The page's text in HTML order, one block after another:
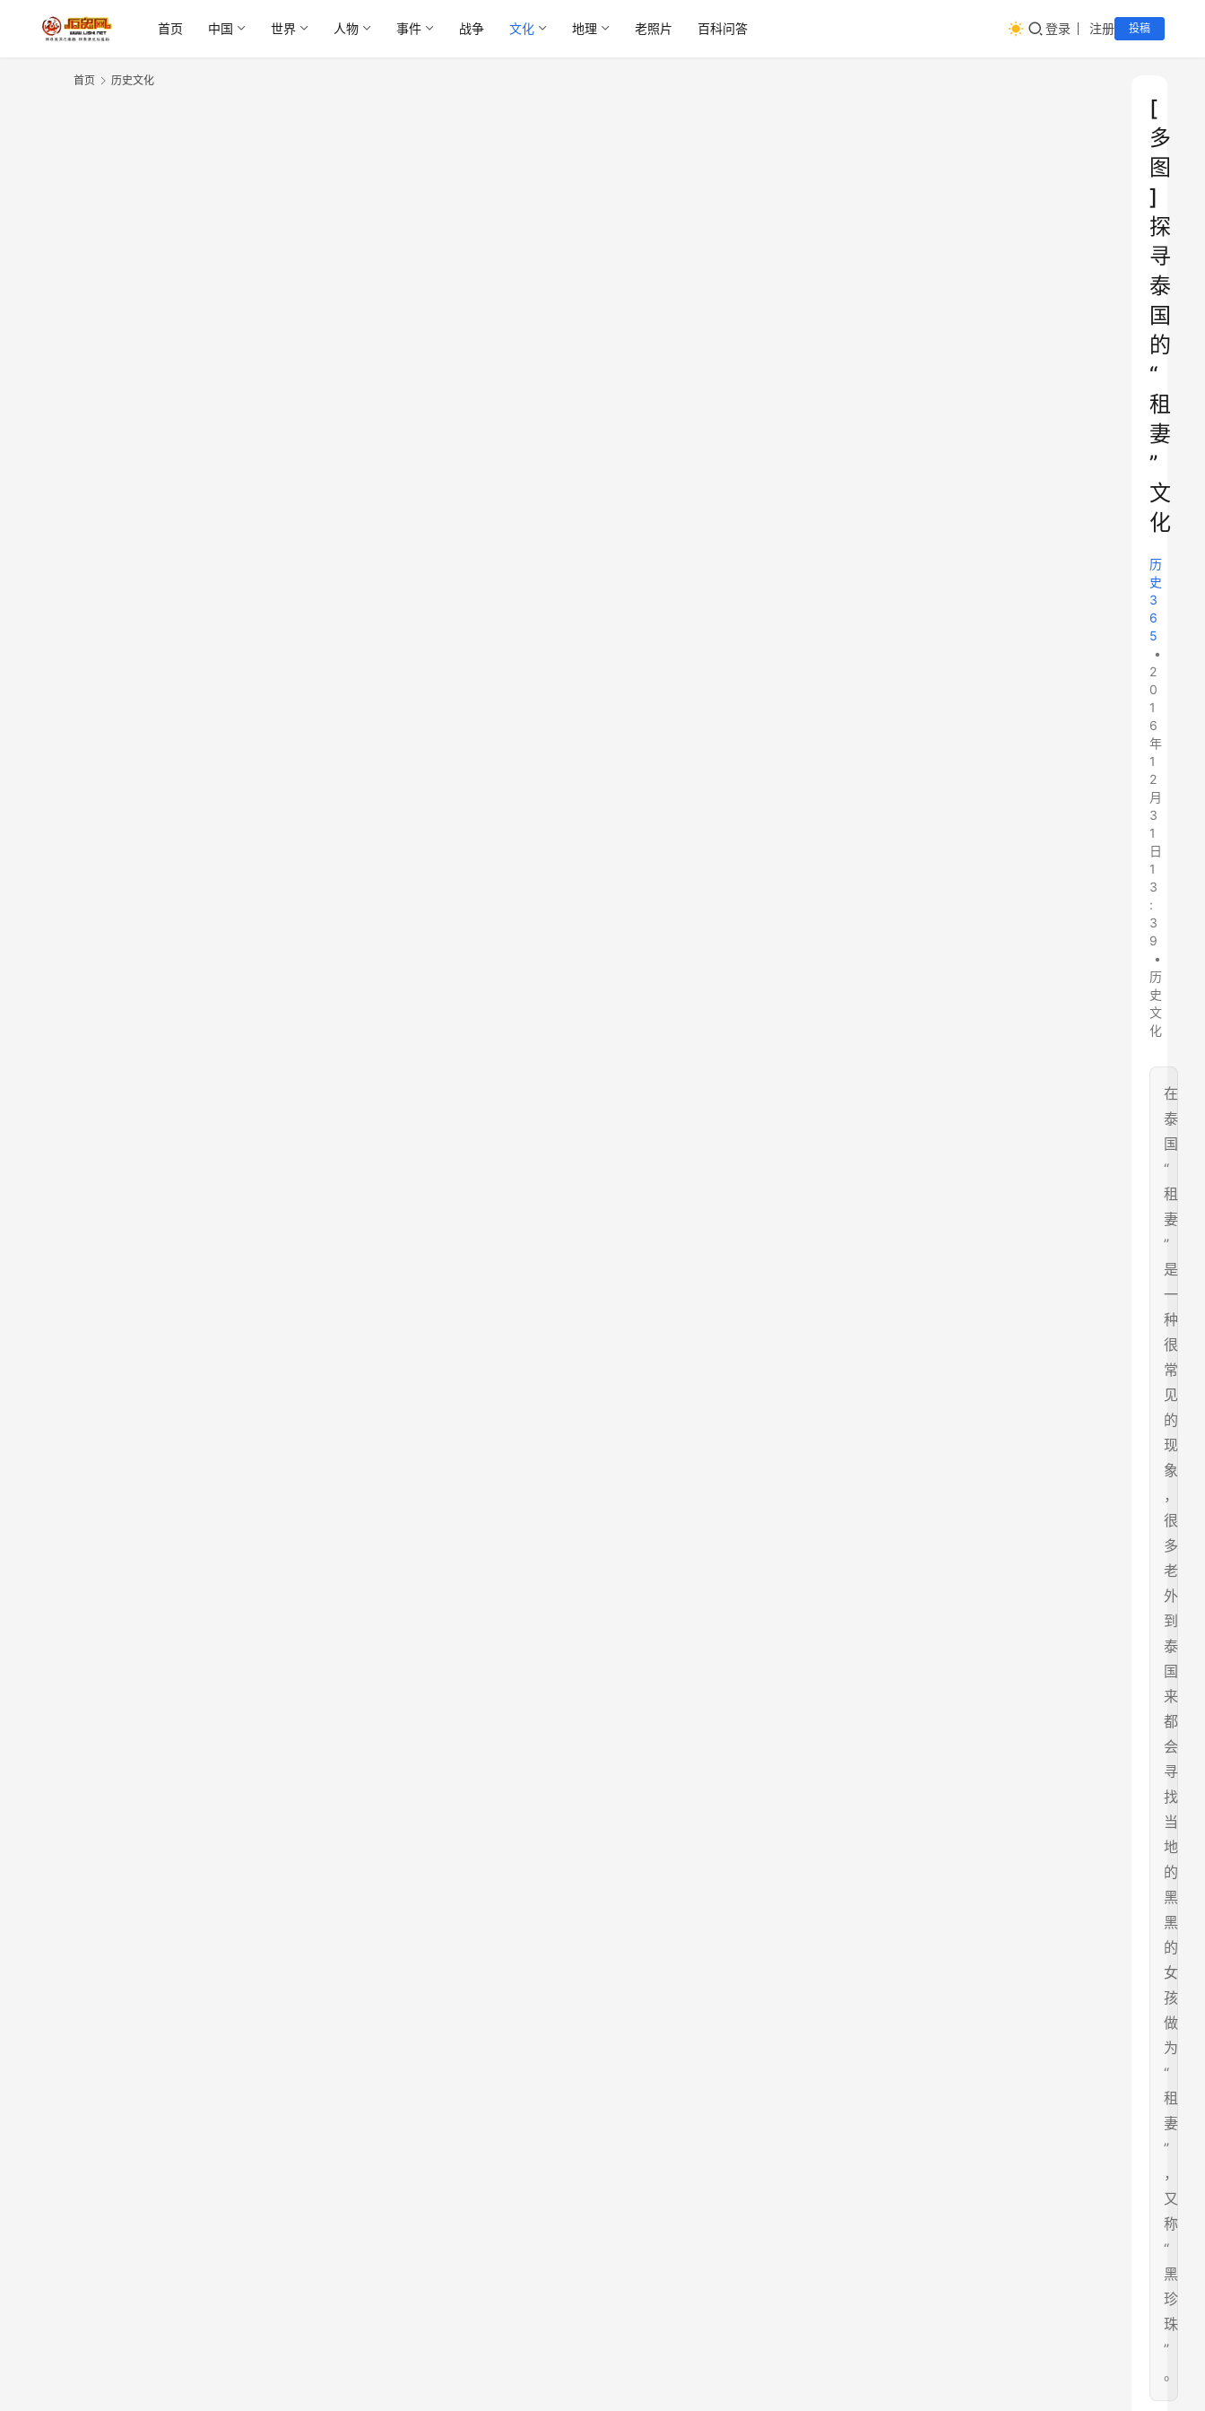
首页 中国 世界 人物 事件 战争 文化 地理 老照片 百科问答 登录 注册 投稿
首页 历史文化
[
多
图
]
探
寻
泰
国
的
“
租
妻
”
文
化
历
史
3
6
5
•
2
0
1
6
年
1
2
月
3
1
日
1
3
:
3
9
•
历
史
文
化
在
泰
国
“
租
妻
”
是
一
种
很
常
见
的
现
象
，
很
多
老
外
到
泰
国
来
都
会
寻
找
当
地
的
黑
黑
的
女
孩
做
为
“
租
妻
”
，
又
称
“
黑
珍
珠
”
。